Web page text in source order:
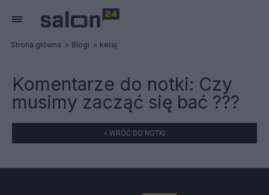
Strona główna Blogi keraj
Komentarze do notki: Czy
musimy zacząć się bać ???
« WRÓĆ DO NOTKI